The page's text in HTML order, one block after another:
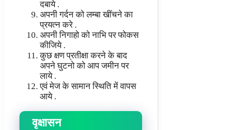
दबाये .
अपनी गर्दन को लम्बा खींचने का
प्रयत्न करे .
अपनी निगाहो को नाभि पर फोकस
कीजिये .
कुछ क्षण प्रतीक्षा करने के बाद
अपने घुटनो को आप जमीन पर
लाये .
एवं मेज के सामान स्थिति में वापस
आये .
वृक्षासन